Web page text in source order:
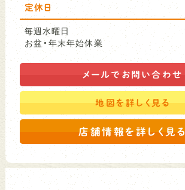
定休日
毎週水曜日
お盆・年末年始休業
メールで お問い合わせ
地図を詳しく見る
店舗情報を詳しく見る